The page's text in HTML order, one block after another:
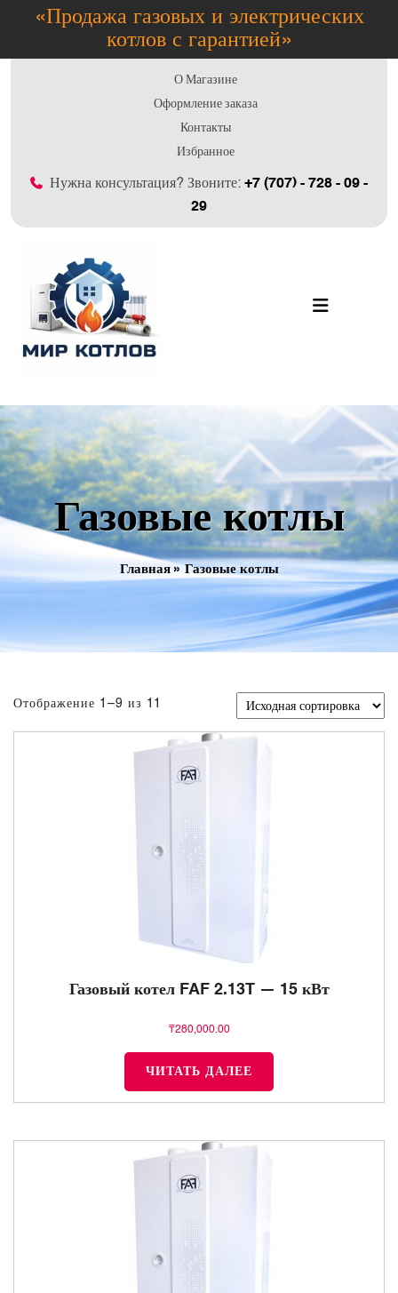
«Продажа газовых и электрических
котлов с гарантией»
О Магазине
Оформление заказа
Контакты
Избранное
Нужна консультация? Звоните: +7 (707) - 728 - 09 -
29
Газовые котлы
Главная»Газовые котлы
Отображение 1–9 из 11
Газовый котел FAF 2.13T — 15 кВт
₸280,000.00
ЧИТАТЬ ДАЛЕЕ